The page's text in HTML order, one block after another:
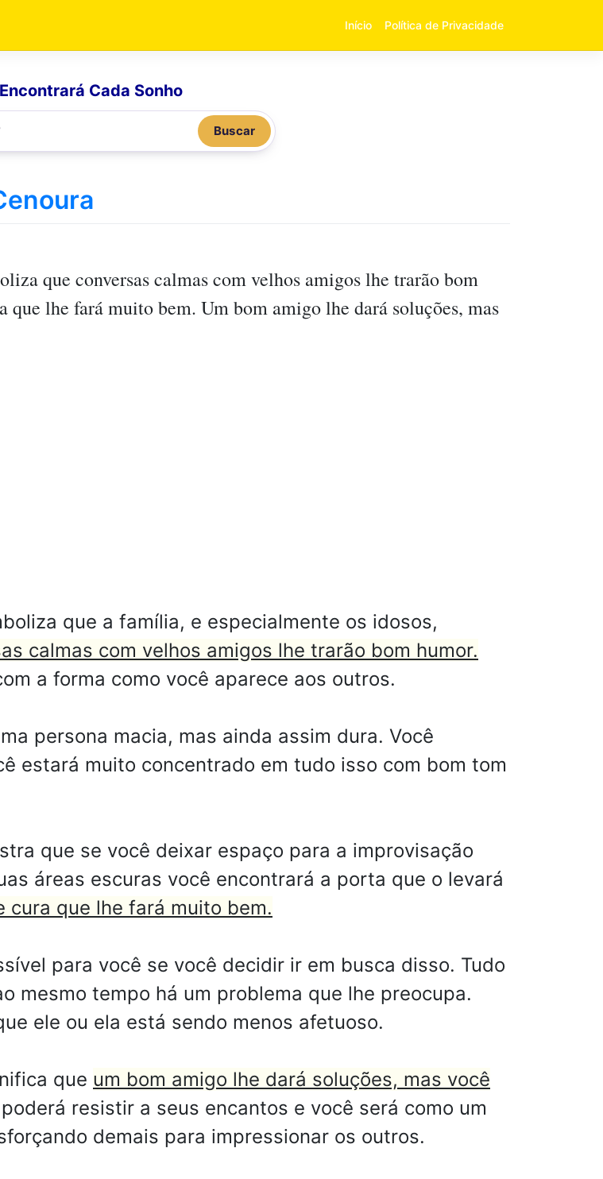
Início Política de Privacidade
Cada Sonho
Buscar
que conversas calmas com velhos amigos lhe trarão bom
que lhe fará muito bem. Um bom amigo lhe dará soluções, mas
que a família, e especialmente os idosos,
calmas com velhos amigos lhe trarão bom humor.
a forma como você aparece aos outros.
persona macia, mas ainda assim dura. Você
estará muito concentrado em tudo isso com bom tom
que se você deixar espaço para a improvisação
áreas escuras você encontrará a porta que o levará
cura que lhe fará muito bem.
para você se você decidir ir em busca disso. Tudo
mesmo tempo há um problema que lhe preocupa.
ele ou ela está sendo menos afetuoso.
que um bom amigo lhe dará soluções, mas você
resistir a seus encantos e você será como um
demais para impressionar os outros.